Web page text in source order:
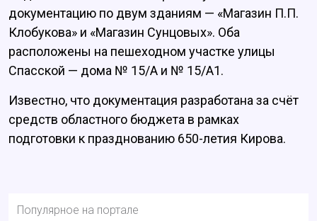
документацию по двум зданиям — «Магазин П.П.
Клобукова» и «Магазин Сунцовых». Оба
расположены на пешеходном участке улицы
Спасской — дома № 15/А и № 15/А1.
Известно, что документация разработана за счёт
средств областного бюджета в рамках
подготовки к празднованию 650-летия Кирова.
Популярное на портале